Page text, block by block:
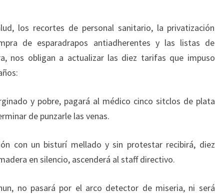
los recortes de personal sanitario, la privatización
de esparadrapos antiadherentes y las listas de
nos obligan a actualizar las diez tarifas que impuso
y pobre, pagará al médico cinco sitclos de plata
de punzarle las venas.
con un bisturí mellado y sin protestar recibirá, diez
en silencio, ascenderá al staff directivo.
no pasará por el arco detector de miseria, ni será